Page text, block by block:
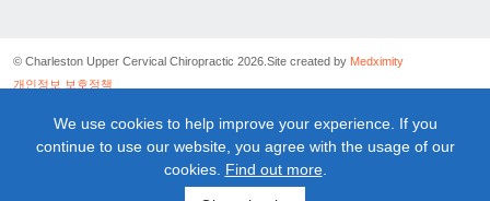
© Charleston Upper Cervical Chiropractic 2026. Site created by Medximity
개인정보 보호정책
연결 정책
이용 약관
We use cookies to help improve your experience. If you
continue to use our website, you agree with the usage of our
cookies. Find out more.